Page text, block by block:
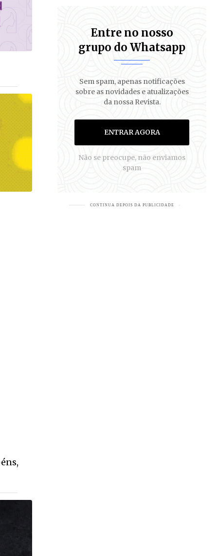
Entre no nosso
grupo do Whatsapp
Sem spam, apenas notificações
sobre as novidades e atualizações
da nossa Revista.
ENTRAR AGORA
Não se preocupe, não enviamos
spam